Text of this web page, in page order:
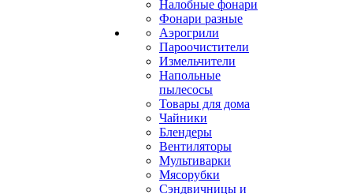
Налобные фонари
Фонари разные
Аэрогрили
Пароочистители
Измельчители
Напольные
пылесосы
Товары для дома
Чайники
Блендеры
Вентиляторы
Мультиварки
Мясорубки
Сэндвичницы и